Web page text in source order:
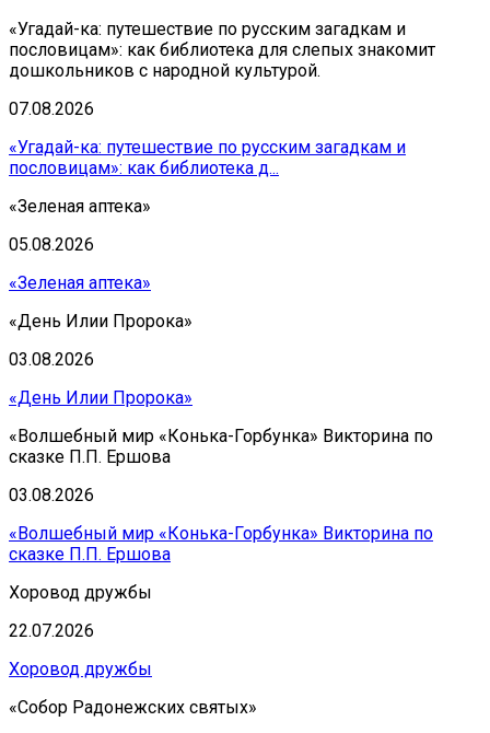
«Угадай-ка: путешествие по русским загадкам и
пословицам»: как библиотека для слепых знакомит
дошкольников с народной культурой.
07.08.2026
«Угадай-ка: путешествие по русским загадкам и
пословицам»: как библиотека д...
«Зеленая аптека»
05.08.2026
«Зеленая аптека»
«День Илии Пророка»
03.08.2026
«День Илии Пророка»
«Волшебный мир «Конька-Горбунка» Викторина по
сказке П.П. Ершова
03.08.2026
«Волшебный мир «Конька-Горбунка» Викторина по
сказке П.П. Ершова
Хоровод дружбы
22.07.2026
Хоровод дружбы
«Собор Радонежских святых»